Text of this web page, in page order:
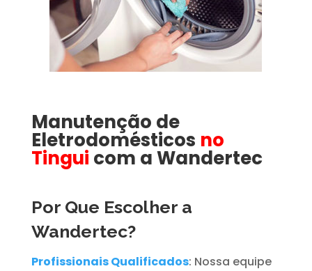
Manutenção de
Eletrodomésticos no
Tingui com a Wandertec
Por Que Escolher a
Wandertec?
Profissionais Qualificados: Nossa equipe